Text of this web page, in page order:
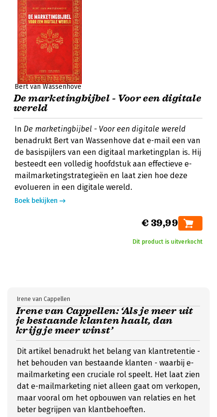
Bert van Wassenhove
De marketingbijbel - Voor een digitale
wereld
In De marketingbijbel - Voor een digitale wereld
benadrukt Bert van Wassenhove dat e-mail een van
de basispijlers van een digitaal marketingplan is. Hij
besteedt een volledig hoofdstuk aan effectieve e-
mailmarketingstrategieën en laat zien hoe deze
evolueren in een digitale wereld.
Boek bekijken
€ 39,99
Dit product is uitverkocht
Irene van Cappellen: ‘Als je meer uit
je bestaande klanten haalt, dan
krijg je meer winst’
Irene van Cappellen
Dit artikel benadrukt het belang van klantretentie -
het behouden van bestaande klanten - waarbij e-
mailmarketing een cruciale rol speelt. Het laat zien
dat e-mailmarketing niet alleen gaat om verkopen,
maar vooral om het opbouwen van relaties en het
beter begrijpen van klantbehoeften.